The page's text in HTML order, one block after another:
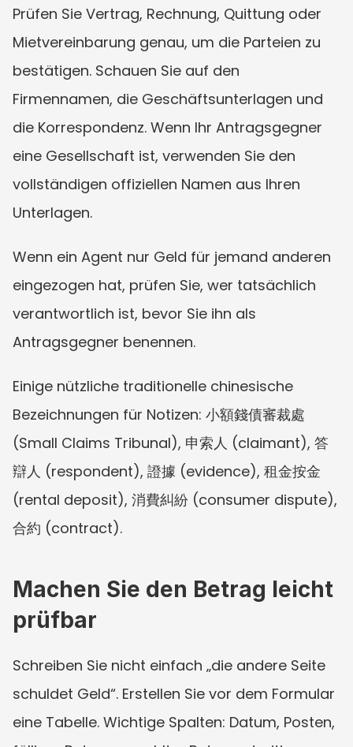
Prüfen Sie Vertrag, Rechnung, Quittung oder
Mietvereinbarung genau, um die Parteien zu
bestätigen. Schauen Sie auf den
Firmennamen, die Geschäftsunterlagen und
die Korrespondenz. Wenn Ihr Antragsgegner
eine Gesellschaft ist, verwenden Sie den
vollständigen offiziellen Namen aus Ihren
Unterlagen.
Wenn ein Agent nur Geld für jemand anderen
eingezogen hat, prüfen Sie, wer tatsächlich
verantwortlich ist, bevor Sie ihn als
Antragsgegner benennen.
Einige nützliche traditionelle chinesische
Bezeichnungen für Notizen: 小額錢債審裁處
(Small Claims Tribunal), 申索人 (claimant), 答
辯人 (respondent), 證據 (evidence), 租金按金
(rental deposit), 消費糾紛 (consumer dispute),
合約 (contract).
Machen Sie den Betrag leicht
prüfbar
Schreiben Sie nicht einfach „die andere Seite
schuldet Geld“. Erstellen Sie vor dem Formular
eine Tabelle. Wichtige Spalten: Datum, Posten,